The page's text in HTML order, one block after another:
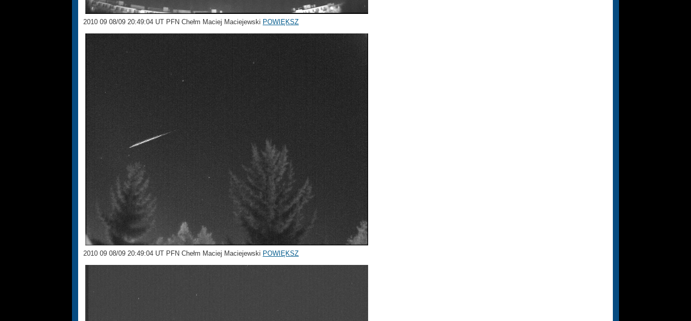
2010 09 08/09 20:49:04 UT PFN Chełm Maciej Maciejewski POWIĘKSZ
2010 09 08/09 20:49:04 UT PFN Chełm Maciej Maciejewski POWIĘKSZ